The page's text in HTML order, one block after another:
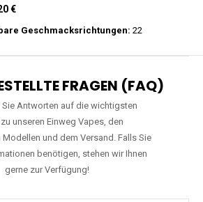
€
Geschmacksrichtungen: 22
FRAGEN (FAQ)
Sie Antworten auf die wichtigsten
unseren Einweg Vapes, den
und dem Versand. Falls Sie
benötigen, stehen wir Ihnen
gerne zur Verfügung!